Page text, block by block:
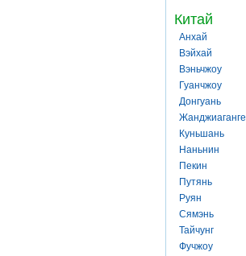
Китай
Анхай
Вэйхай
Вэньчжоу
Гуанчжоу
Донгуань
Жанджиаганге
Куньшань
Наньнин
Пекин
Путянь
Руян
Сямэнь
Тайчунг
Фучжоу